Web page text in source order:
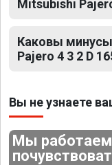
Mitsubishi
Каковы
Pajero 4 3 2 D
Вы не узнаете
Мы